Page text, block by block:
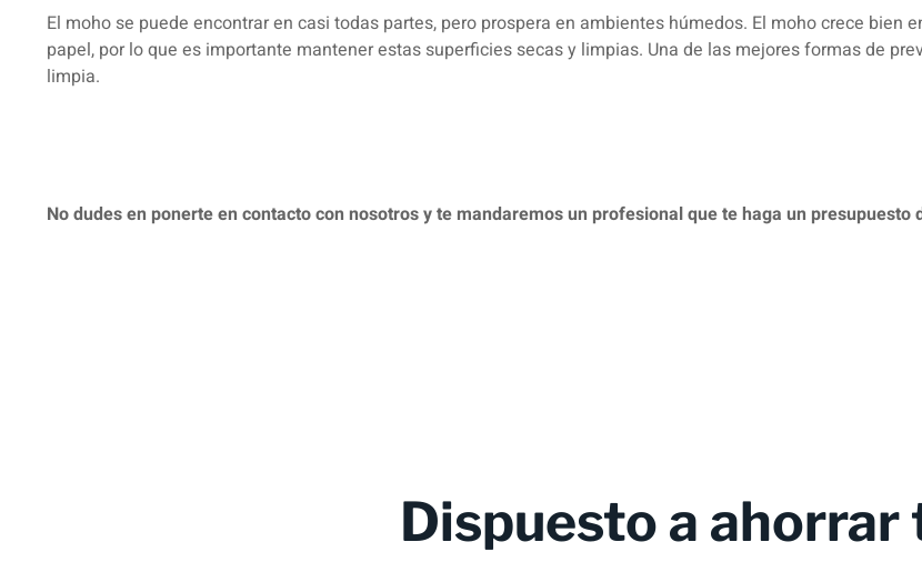
El moho se puede encontrar en casi todas partes, pero prospera en ambientes húmedos. El moho crece
papel, por lo que es importante mantener estas superficies secas y limpias. Una de las mejores formas de
limpia.
No dudes en ponerte en contacto con nosotros y te mandaremos un profesional que te haga un
Dispuesto a ahorrar